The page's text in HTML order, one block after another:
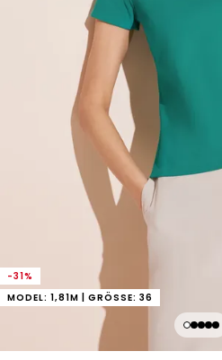
-31%
MODEL: 1,81M | GRÖSSE: 36